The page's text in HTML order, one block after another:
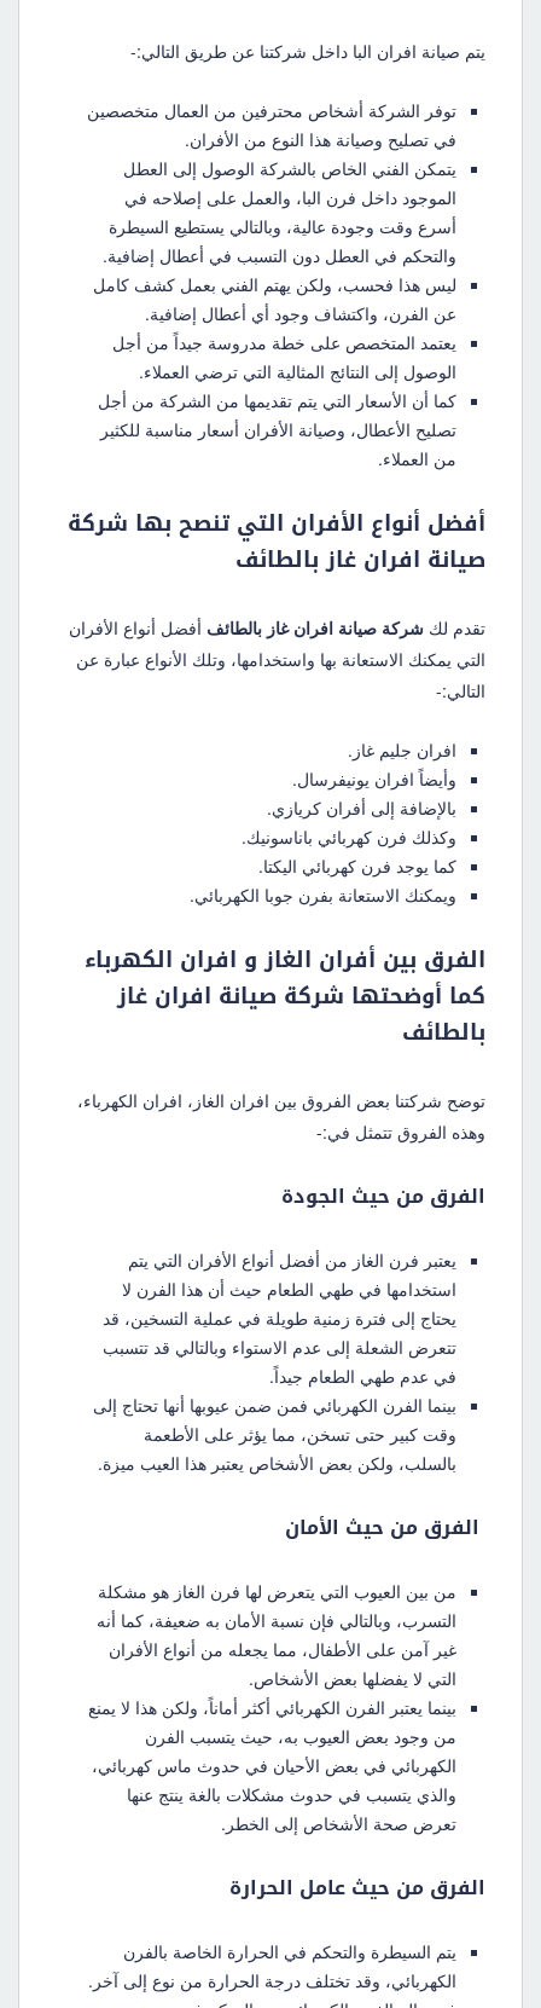
يتم صيانة افران البا داخل شركتنا عن طريق التالي:-
توفر الشركة أشخاص محترفين من العمال متخصصين
في تصليح وصيانة هذا النوع من الأفران.
يتمكن الفني الخاص بالشركة الوصول إلى العطل
الموجود داخل فرن البا، والعمل على إصلاحه في
أسرع وقت وجودة عالية، وبالتالي يستطيع السيطرة
والتحكم في العطل دون التسبب في أعطال إضافية.
ليس هذا فحسب، ولكن يهتم الفني بعمل كشف كامل
عن الفرن، واكتشاف وجود أي أعطال إضافية.
يعتمد المتخصص على خطة مدروسة جيداً من أجل
الوصول إلى النتائج المثالية التي ترضي العملاء.
كما أن الأسعار التي يتم تقديمها من الشركة من أجل
تصليح الأعطال، وصيانة الأفران أسعار مناسبة للكثير
من العملاء.
أفضل أنواع الأفران التي تنصح بها شركة
صيانة افران غاز بالطائف
تقدم لك شركة صيانة افران غاز بالطائف أفضل أنواع الأفران
التي يمكنك الاستعانة بها واستخدامها، وتلك الأنواع عبارة عن
التالي:-
افران جليم غاز.
وأيضاً افران يونيفرسال.
بالإضافة إلى أفران كريازي.
وكذلك فرن كهربائي باناسونيك.
كما يوجد فرن كهربائي اليكتا.
ويمكنك الاستعانة بفرن جوبا الكهربائي.
الفرق بين أفران الغاز و افران الكهرباء
كما أوضحتها شركة صيانة افران غاز
بالطائف
توضح شركتنا بعض الفروق بين افران الغاز، افران الكهرباء،
وهذه الفروق تتمثل في:-
الفرق من حيث الجودة
يعتبر فرن الغاز من أفضل أنواع الأفران التي يتم
استخدامها في طهي الطعام حيث أن هذا الفرن لا
يحتاج إلى فترة زمنية طويلة في عملية التسخين، قد
تتعرض الشعلة إلى عدم الاستواء وبالتالي قد تتسبب
في عدم طهي الطعام جيداً.
بينما الفرن الكهربائي فمن ضمن عيوبها أنها تحتاج إلى
وقت كبير حتى تسخن، مما يؤثر على الأطعمة
بالسلب، ولكن بعض الأشخاص يعتبر هذا العيب ميزة.
الفرق من حيث الأمان
من بين العيوب التي يتعرض لها فرن الغاز هو مشكلة
التسرب، وبالتالي فإن نسبة الأمان به ضعيفة، كما أنه
غير آمن على الأطفال، مما يجعله من أنواع الأفران
التي لا يفضلها بعض الأشخاص.
بينما يعتبر الفرن الكهربائي أكثر أماناً، ولكن هذا لا يمنع
من وجود بعض العيوب به، حيث يتسبب الفرن
الكهربائي في بعض الأحيان في حدوث ماس كهربائي،
والذي يتسبب في حدوث مشكلات بالغة ينتج عنها
تعرض صحة الأشخاص إلى الخطر.
الفرق من حيث عامل الحرارة
يتم السيطرة والتحكم في الحرارة الخاصة بالفرن
الكهربائي، وقد تختلف درجة الحرارة من نوع إلى آخر.